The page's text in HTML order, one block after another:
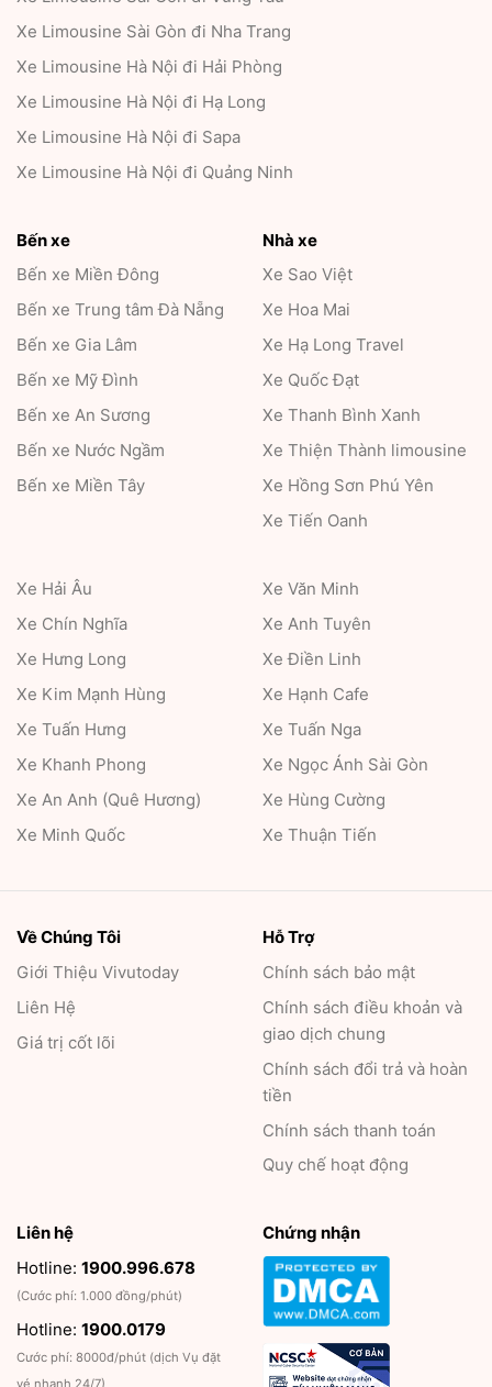
Xe Limousine Sài Gòn đi Nha Trang
Xe Limousine Hà Nội đi Hải Phòng
Xe Limousine Hà Nội đi Hạ Long
Xe Limousine Hà Nội đi Sapa
Xe Limousine Hà Nội đi Quảng Ninh
Bến xe
Bến xe Miền Đông
Bến xe Trung tâm Đà Nẵng
Bến xe Gia Lâm
Bến xe Mỹ Đình
Bến xe An Sương
Bến xe Nước Ngầm
Bến xe Miền Tây
Nhà xe
Xe Sao Việt
Xe Hoa Mai
Xe Hạ Long Travel
Xe Quốc Đạt
Xe Thanh Bình Xanh
Xe Thiện Thành limousine
Xe Hồng Sơn Phú Yên
Xe Tiến Oanh
Xe Hải Âu
Xe Chín Nghĩa
Xe Hưng Long
Xe Kim Mạnh Hùng
Xe Tuấn Hưng
Xe Khanh Phong
Xe An Anh (Quê Hương)
Xe Minh Quốc
Xe Văn Minh
Xe Anh Tuyên
Xe Điền Linh
Xe Hạnh Cafe
Xe Tuấn Nga
Xe Ngọc Ánh Sài Gòn
Xe Hùng Cường
Xe Thuận Tiến
Về Chúng Tôi
Giới Thiệu Vivutoday
Liên Hệ
Giá trị cốt lõi
Hỗ Trợ
Chính sách bảo mật
Chính sách điều khoản và
giao dịch chung
Chính sách đổi trả và hoàn
tiền
Chính sách thanh toán
Quy chế hoạt động
Liên hệ
Hotline: 1900.996.678
(Cước phí: 1.000 đồng/phút)
Hotline: 1900.0179
Cước phí: 8000đ/phút (dịch Vụ đặt
vé nhanh 24/7)
Chứng nhận